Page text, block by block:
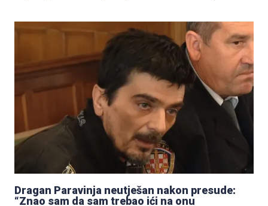
Dragan Paravinja neutješan nakon presude:
“Znao sam da sam trebao ići na onu